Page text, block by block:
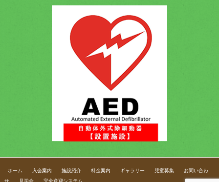
ホーム 入会案内 施設紹介 料金案内 ギャラリー 児童募集
お問い合わ
せ
見学会 完全送迎システム